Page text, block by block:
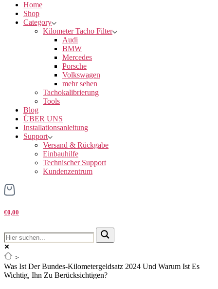
Home
Shop
Category
Kilometer Tacho Filter
Audi
BMW
Mercedes
Porsche
Volkswagen
mehr sehen
Tachokalibrierung
Tools
Blog
ÜBER UNS
Installationsanleitung
Support
Versand & Rückgabe
Einbauhilfe
Technischer Support
Kundenzentrum
€0,00
>
Was Ist Der Bundes-Kilometergeldsatz 2024 Und Warum Ist Es
Wichtig, Ihn Zu Berücksichtigen?